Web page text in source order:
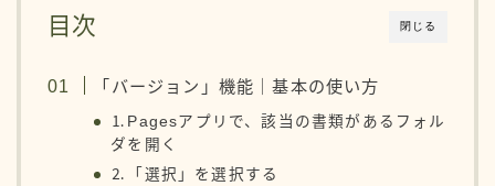
閉じる
目次
「バージョン」機能｜基本の使い方
⒈Pagesアプリで、該当の書類があるフォル
ダを開く
⒉「選択」を選択する